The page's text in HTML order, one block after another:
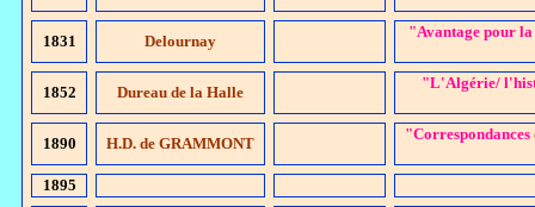
1831 Delournay
"Avantage pour
1852 Dureau de la Halle
"L'Algérie/
1890 H.D. de GRAMMONT
1895